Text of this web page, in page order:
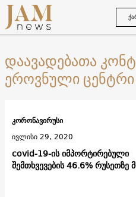
დაავადებათა
ეროვნული ცენტრი
covid-19-ის იმპორტირებული
შემთხვევების 46.6% რუსეთზე
კორონავირუსი
ივლისი 29, 2020